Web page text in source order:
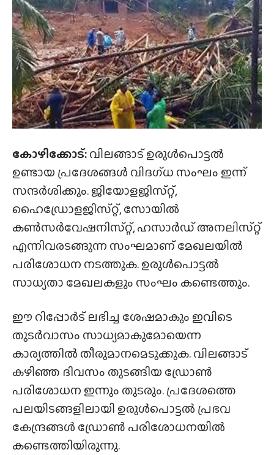
കോഴിക്കോട്:വിലങ്ങാട് ഉരുൾപൊട്ടൽ
ഉണ്ടായ പ്രദേശങ്ങൾ വിദഗ്‌ധ സംഘം ഇന്ന്
സന്ദർശിക്കും. ജിയോളജിസ്‌റ്റ്,
ഹൈഡ്രോളജിസ്‌റ്റ്, സോയിൽ
കൺസർവേഷനിസ്‌റ്റ്, ഹസാർഡ് അനലിസ്‌റ്റ്
എന്നിവരടങ്ങുന്ന സംഘമാണ് മേഖലയിൽ
പരിശോധന നടത്തുക. ഉരുൾപൊട്ടൽ
സാധ്യതാ മേഖലകളും സംഘം കണ്ടെത്തും.
ഈ റിപ്പോർട് ലഭിച്ച ശേഷമാകും ഇവിടെ
തുടർവാസം സാധ്യമാകുമോയെന്ന
കാര്യത്തിൽ തീരുമാനമെടുക്കുക. വിലങ്ങാട്
കഴിഞ്ഞ ദിവസം തുടങ്ങിയ ഡ്രോൺ
പരിശോധന ഇന്നും തുടരും. പ്രദേശത്തെ
പലയിടങ്ങളിലായി ഉരുൾപൊട്ടൽ പ്രഭവ
കേന്ദ്രങ്ങൾ ഡ്രോൺ പരിശോധനയിൽ
കണ്ടെത്തിയിരുന്നു.